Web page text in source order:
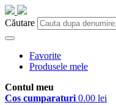
Căutare
Favorite
Produsele mele
Contul meu
Cos cumparaturi 0.00 lei